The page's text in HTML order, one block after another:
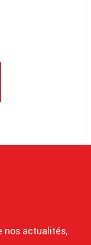
nos actualités,